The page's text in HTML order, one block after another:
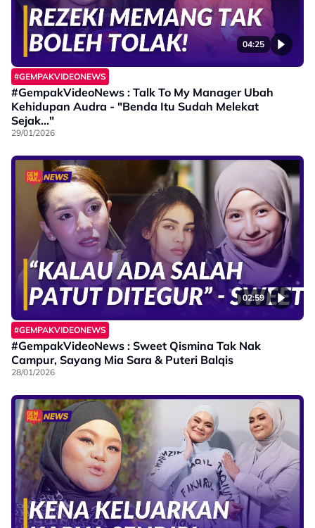
04:25
#GEMPAKVIDEONEWS
#GempakVideoNews : Talk To My Manager Ubah
Kehidupan Audra - "Benda Itu Sudah Melekat
Sejak..."
29/01/2026
02:59
#GEMPAKVIDEONEWS
#GempakVideoNews : Sweet Qismina Tak Nak
Campur, Sayang Mia Sara & Puteri Balqis
28/01/2026